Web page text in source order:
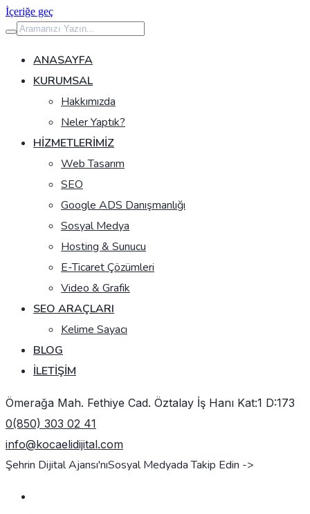
İçeriğe geç
ANASAYFA
KURUMSAL
Hakkımızda
Neler Yaptık?
HIZMETLERIMIZ
Web Tasarım
SEO
Google ADS Danışmanlığı
Sosyal Medya
Hosting & Sunucu
E-Ticaret Çözümleri
Video & Grafik
SEO ARAÇLARI
Kelime Sayacı
BLOG
İLETIŞIM
Ömerağa Mah. Fethiye Cad. Öztalay İş Hanı Kat:1 D:173
0(850) 303 02 41
info@kocaelidijital.com
Şehrin Dijital Ajansı'nıSosyal Medyada Takip Edin ->